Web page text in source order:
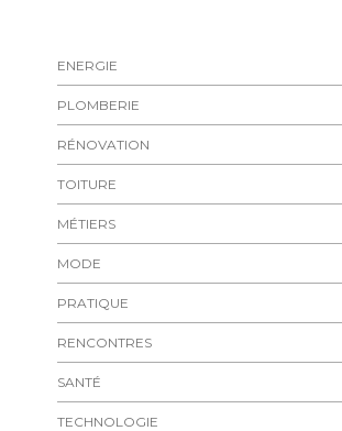
ENERGIE
PLOMBERIE
RÉNOVATION
TOITURE
MÉTIERS
MODE
PRATIQUE
RENCONTRES
SANTÉ
TECHNOLOGIE